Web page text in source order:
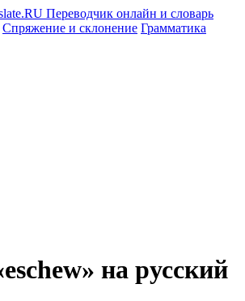
Спряжение и склонение Грамматика
на русский